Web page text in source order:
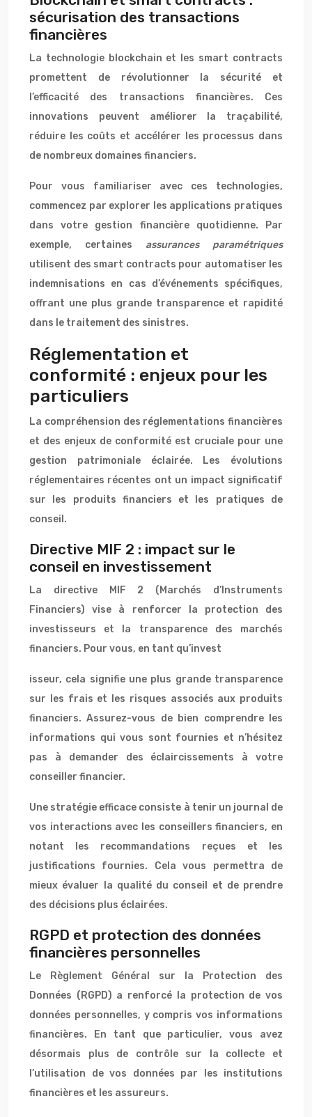
sécurisation des transactions
financières
La technologie blockchain et les smart contracts
promettent de révolutionner la sécurité et
l’efficacité des transactions financières. Ces
innovations peuvent améliorer la traçabilité,
réduire les coûts et accélérer les processus dans
de nombreux domaines financiers.
Pour vous familiariser avec ces technologies,
commencez par explorer les applications pratiques
dans votre gestion financière quotidienne. Par
exemple, certaines assurances paramétriques
utilisent des smart contracts pour automatiser les
indemnisations en cas d’événements spécifiques,
offrant une plus grande transparence et rapidité
dans le traitement des sinistres.
Réglementation et
conformité : enjeux pour les
particuliers
La compréhension des réglementations financières
et des enjeux de conformité est cruciale pour une
gestion patrimoniale éclairée. Les évolutions
réglementaires récentes ont un impact significatif
sur les produits financiers et les pratiques de
conseil.
Directive MIF 2 : impact sur le
conseil en investissement
La directive MIF 2 (Marchés d’Instruments
Financiers) vise à renforcer la protection des
investisseurs et la transparence des marchés
financiers. Pour vous, en tant qu’invest
isseur, cela signifie une plus grande transparence
sur les frais et les risques associés aux produits
financiers. Assurez-vous de bien comprendre les
informations qui vous sont fournies et n’hésitez
pas à demander des éclaircissements à votre
conseiller financier.
Une stratégie efficace consiste à tenir un journal de
vos interactions avec les conseillers financiers, en
notant les recommandations reçues et les
justifications fournies. Cela vous permettra de
mieux évaluer la qualité du conseil et de prendre
des décisions plus éclairées.
RGPD et protection des données
financières personnelles
Le Règlement Général sur la Protection des
Données (RGPD) a renforcé la protection de vos
données personnelles, y compris vos informations
financières. En tant que particulier, vous avez
désormais plus de contrôle sur la collecte et
l’utilisation de vos données par les institutions
financières et les assureurs.